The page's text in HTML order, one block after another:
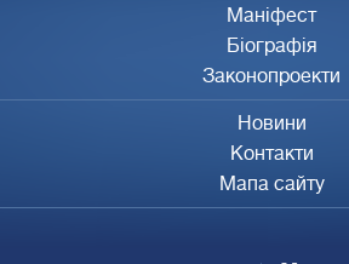
Маніфест
Біографія
Законопроекти
Новини
Контакти
Мапа сайту